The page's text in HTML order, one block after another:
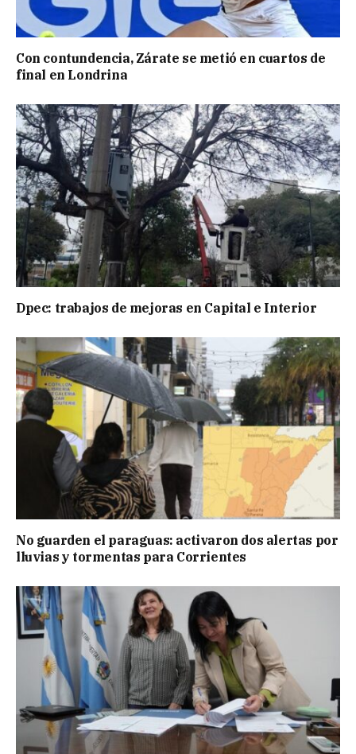
Con contundencia, Zárate se metió en cuartos de
final en Londrina
Dpec: trabajos de mejoras en Capital e Interior
No guarden el paraguas: activaron dos alertas por
lluvias y tormentas para Corrientes